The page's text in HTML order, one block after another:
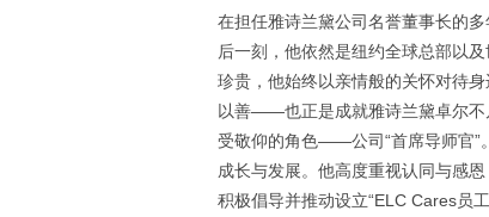
在担任雅诗兰黛公司名誉董事长的
后一刻，他依然是纽约全球总部以
珍贵，他始终以亲情般的关怀对待
以善——也正是成就雅诗兰黛卓尔不
受敬仰的角色——公司“首席导师官”
成长与发展。他高度重视认同与感
积极倡导并推动设立“ELC Cares员